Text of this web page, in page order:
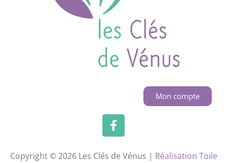
Mon compte
Copyright © 2026 Les Clés de Vénus | Réalisation Toile